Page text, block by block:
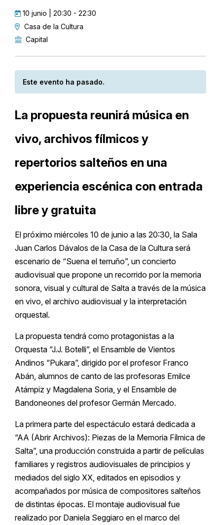
10 junio | 20:30 - 22:30
Casa de la Cultura
Capital
Este evento ha pasado.
La propuesta reunirá música en
vivo, archivos fílmicos y
repertorios salteños en una
experiencia escénica con entrada
libre y gratuita
El próximo miércoles 10 de junio a las 20:30, la Sala
Juan Carlos Dávalos de la Casa de la Cultura será
escenario de “Suena el terruño”, un concierto
audiovisual que propone un recorrido por la memoria
sonora, visual y cultural de Salta a través de la música
en vivo, el archivo audiovisual y la interpretación
orquestal.
La propuesta tendrá como protagonistas a la
Orquesta “J.J. Botelli”, el Ensamble de Vientos
Andinos “Pukara”, dirigido por el profesor Franco
Abán, alumnos de canto de las profesoras Emilce
Atámpiz y Magdalena Soria, y el Ensamble de
Bandoneones del profesor Germán Mercado.
La primera parte del espectáculo estará dedicada a
“AA (Abrir Archivos): Piezas de la Memoria Fílmica de
Salta”, una producción construida a partir de películas
familiares y registros audiovisuales de principios y
mediados del siglo XX, editados en episodios y
acompañados por música de compositores salteños
de distintas épocas. El montaje audiovisual fue
realizado por Daniela Seggiaro en el marco del